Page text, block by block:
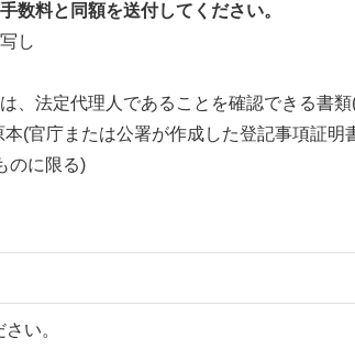
数料と同額を送付してください。
し
、法定代理人であることを確認できる書
(官庁または公署が作成した登記事項証明
のに限る)
い。